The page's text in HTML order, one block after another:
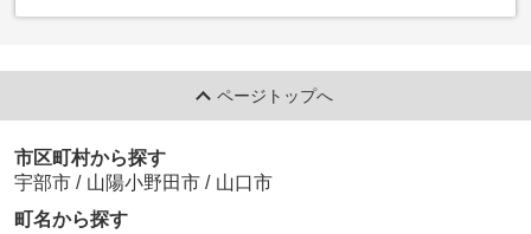
ページトップへ
市区町村から探す
宇部市 / 山陽小野田市 / 山口市
町名から探す